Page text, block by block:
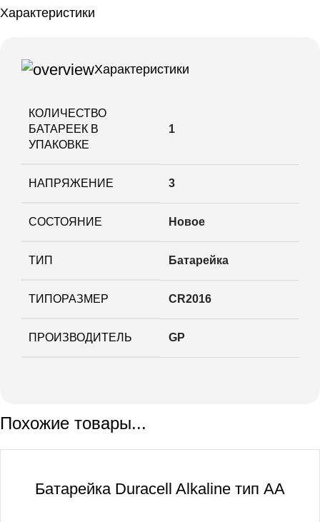
Характеристики
Характеристики
КОЛИЧЕСТВО
БАТАРЕЕК В
УПАКОВКЕ
1
НАПРЯЖЕНИЕ 3
СОСТОЯНИЕ Новое
ТИП Батарейка
ТИПОРАЗМЕР CR2016
ПРОИЗВОДИТЕЛЬ GP
Похожие товары...
Батарейка Duracell Alkaline тип АА